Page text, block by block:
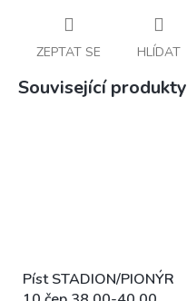
ZEPTAT SE HLÍDAT
Související produkty
Píst STADION/PIONÝR